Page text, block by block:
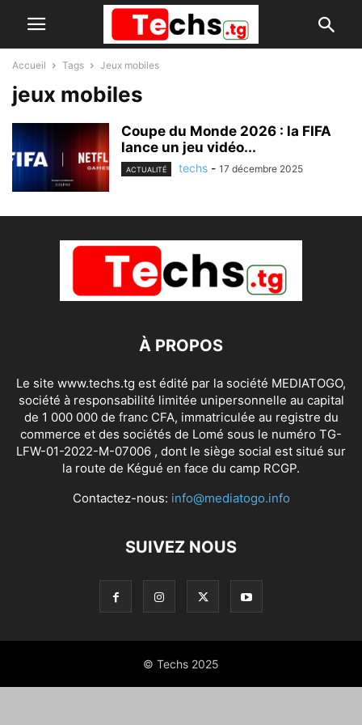
Accueil Tags Jeux mobiles
jeux mobiles
Coupe du Monde 2026 : la FIFA
lance un jeu vidéo...
ACTUALITÉ techs - 17 décembre 2025
À PROPOS
Le site www.techs.tg est édité par la société MEDIATOGO,
société à responsabilité limitée unipersonnelle au capital
de 1 000 000 de franc CFA, immatriculée au registre du
commerce et des sociétés de Lomé sous le numéro TG-
LFW-01-2022-M-07006 , dont le siège social est situé sur
la route de Kégué en face du camp RCGP.
Contactez-nous: info@mediatogo.info
SUIVEZ NOUS
© Techs 2025